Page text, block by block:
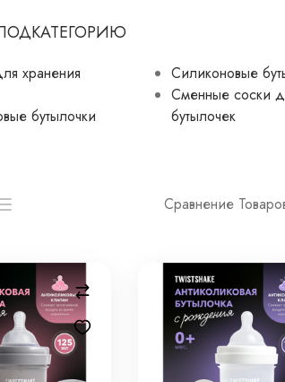
хранения
бутылочки
Силиконовые
Сменные соски
бутылочек
Сравнение